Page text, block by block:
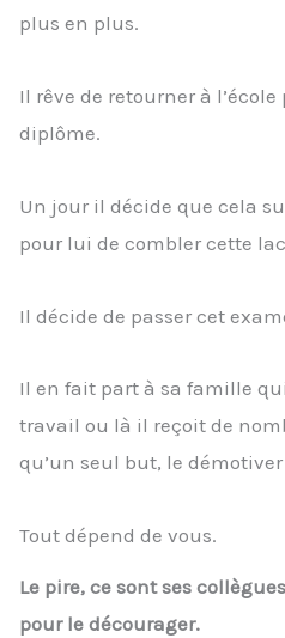
plus en plus.
Il rêve de retourner à
diplôme.
Un jour il décide que cela
pour lui de combler cette
Il décide de passer cet
Il en fait part à sa famille
travail ou là il reçoit de
qu’un seul but, le
Tout dépend de vous.
Le pire, ce sont ses
pour le décourager.